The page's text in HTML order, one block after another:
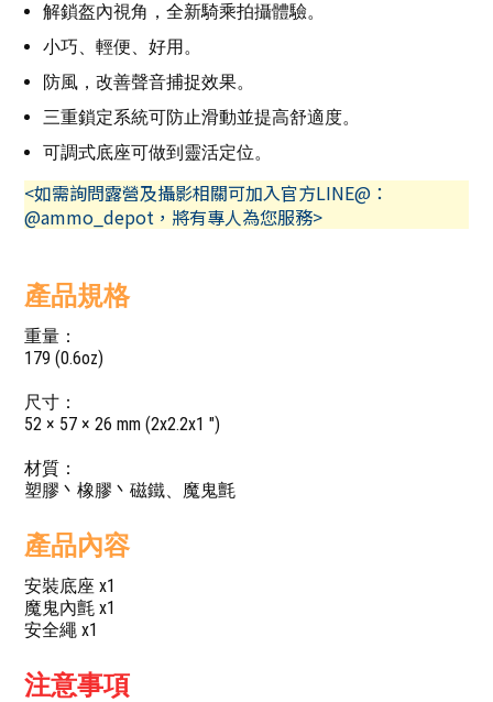
解鎖盔內視角，全新騎乘拍攝體驗。
小巧、輕便、好用。
防風，改善聲音捕捉效果。
三重鎖定系統可防止滑動並提高舒適度。
可調式底座可做到靈活定位。
<如需詢問露營及攝影相關可加入官方LINE@：
@ammo_depot，將有專人為您服務>
產品規格
重量：
179 (0.6oz)
尺寸：
52 × 57 × 26 mm (2x2.2x1 ")
材質：
塑膠丶橡膠丶磁鐵、魔鬼氈
產品內容
安裝底座 x1
魔鬼內氈 x1
安全繩 x1
注意事項